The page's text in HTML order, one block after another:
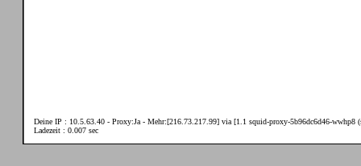
Deine IP : 10.5.63.40 - Proxy:Ja - Mehr:[216.73.217.99] via [1.1 squid-proxy-5b96dc6d46-wwhp8
Ladezeit : 0.007 sec